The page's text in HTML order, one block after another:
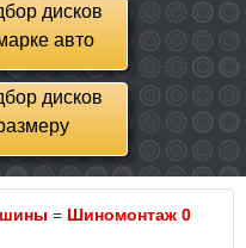
дисков
авто
дисков
шины = Шиномонтаж 0